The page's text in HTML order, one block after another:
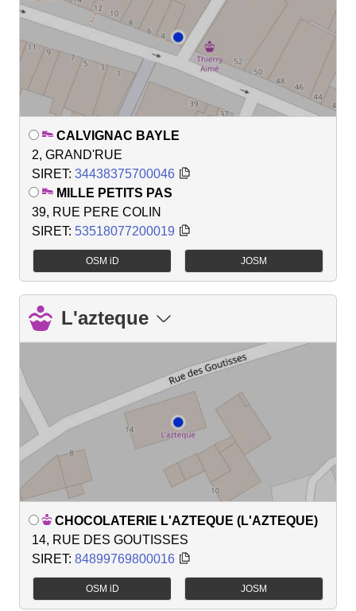
CALVIGNAC BAYLE
2, GRAND'RUE
SIRET: 34438375700046
MILLE PETITS PAS
39, RUE PERE COLIN
SIRET: 53518077200019
OSM iD JOSM
L'azteque
CHOCOLATERIE L'AZTEQUE (L'AZTEQUE)
14, RUE DES GOUTISSES
SIRET: 84899769800016
OSM iD JOSM